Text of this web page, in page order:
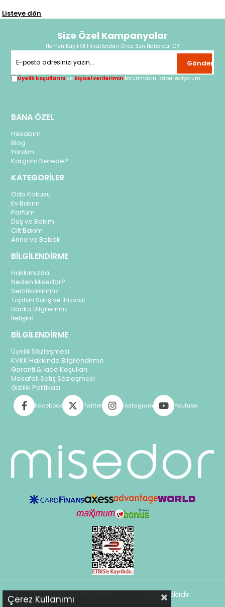
Listeye dön
Size Özel Kampanyalar
Hemen Kayıt Ol Fırsatlardan Önce Sen Haberdar Ol!
Gönder
Üyelik koşullarını ve kişisel verilerimin korunmasını kabul ediyorum.
BANA ÖZEL
Hesabım
Blog
Yardım
Kargom Nerede?
KATEGORİLER
Oda Kokusu
Ev Bakım
Parfüm
Duş ve Bakım
Cilt Bakım
Anne ve Bebek
BİLGİLENDİRME
Hakkımızda
Neden Misedor?
Sertifikalarımız
Toptan Satış ve İhracat
Banka Bilgilerimiz
İletişim
BİLGİLENDİRME
Üyelik Sözleşmesi
KVKK Hakkında Bilgilendirme
Garanti & İade Koşulları
Mesafeli Satış Sözleşmesi
Gizlilik Politikası
Facebook Twitter Instagram Youtube
© 2025 - Tüm Hakları Saklıdır.
Çerez Kullanımı